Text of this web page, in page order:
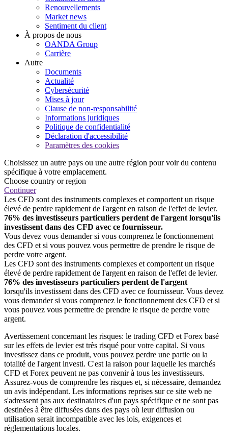
Renouvellements
Market news
Sentiment du client
À propos de nous
OANDA Group
Carrière
Autre
Documents
Actualité
Cybersécurité
Mises à jour
Clause de non-responsabilité
Informations juridiques
Politique de confidentialité
Déclaration d'accessibilité
Paramètres des cookies
Choisissez un autre pays ou une autre région pour voir du contenu
spécifique à votre emplacement.
Choose country or region
Continuer
Les CFD sont des instruments complexes et comportent un risque
élevé de perdre rapidement de l'argent en raison de l'effet de levier.
76% des investisseurs particuliers perdent de l'argent lorsqu'ils
investissent dans des CFD avec ce fournisseur.
Vous devez vous demander si vous comprenez le fonctionnement
des CFD et si vous pouvez vous permettre de prendre le risque de
perdre votre argent.
Les CFD sont des instruments complexes et comportent un risque
élevé de perdre rapidement de l'argent en raison de l'effet de levier.
76% des investisseurs particuliers perdent de l'argent
lorsqu'ils investissent dans des CFD avec ce fournisseur. Vous devez
vous demander si vous comprenez le fonctionnement des CFD et si
vous pouvez vous permettre de prendre le risque de perdre votre
argent.
Avertissement concernant les risques: le trading CFD et Forex basé
sur les effets de levier est très risqué pour votre capital. Si vous
investissez dans ce produit, vous pouvez perdre une partie ou la
totalité de l'argent investi. C'est la raison pour laquelle les marchés
CFD et Forex peuvent ne pas convenir à tous les investisseurs.
Assurez-vous de comprendre les risques et, si nécessaire, demandez
un avis indépendant. Les informations reprises sur ce site web ne
s'adressent pas aux destinataires d'un pays spécifique et ne sont pas
destinées à être diffusées dans des pays où leur diffusion ou
utilisation serait incompatible avec les lois, exigences et
réglementations locales.